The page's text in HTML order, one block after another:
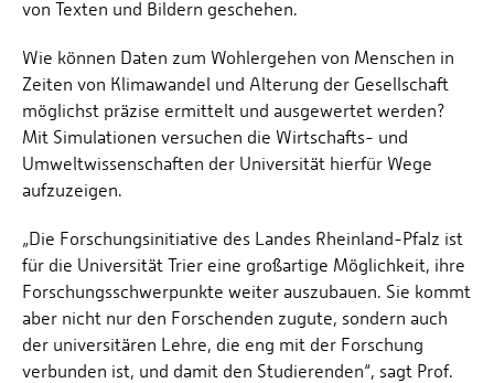
von Texten und Bildern geschehen.
Wie können Daten zum Wohlergehen von Menschen in
Zeiten von Klimawandel und Alterung der Gesellschaft
möglichst präzise ermittelt und ausgewertet werden?
Mit Simulationen versuchen die Wirtschafts- und
Umweltwissenschaften der Universität hierfür Wege
aufzuzeigen.
„Die Forschungsinitiative des Landes Rheinland-Pfalz ist
für die Universität Trier eine großartige Möglichkeit, ihre
Forschungsschwerpunkte weiter auszubauen. Sie kommt
aber nicht nur den Forschenden zugute, sondern auch
der universitären Lehre, die eng mit der Forschung
verbunden ist, und damit den Studierenden“, sagt Prof.